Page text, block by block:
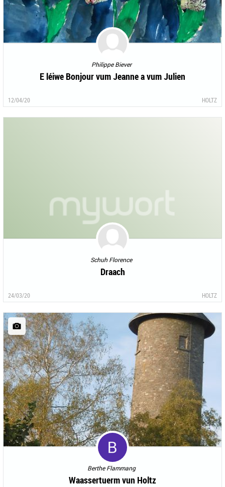
Philippe Biever
E léiwe Bonjour vum Jeanne a vum Julien
12/04/20 HOLTZ
Schuh Florence
Draach
24/03/20 HOLTZ
Berthe Flammang
Waassertuerm vun Holtz